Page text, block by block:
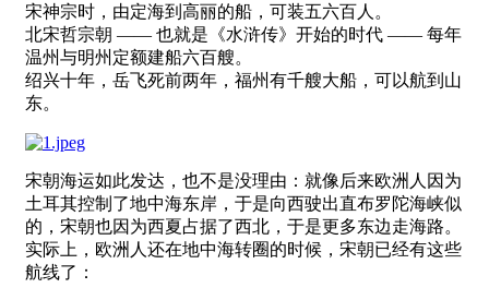
宋神宗时，由定海到高丽的船，可装五六百人。
北宋哲宗朝 —— 也就是《水浒传》开始的时代 —— 每年
温州与明州定额建船六百艘。
绍兴十年，岳飞死前两年，福州有千艘大船，可以航到山
东。
宋朝海运如此发达，也不是没理由：就像后来欧洲人因为
土耳其控制了地中海东岸，于是向西驶出直布罗陀海峡似
的，宋朝也因为西夏占据了西北，于是更多东边走海路。
实际上，欧洲人还在地中海转圈的时候，宋朝已经有这些
航线了：